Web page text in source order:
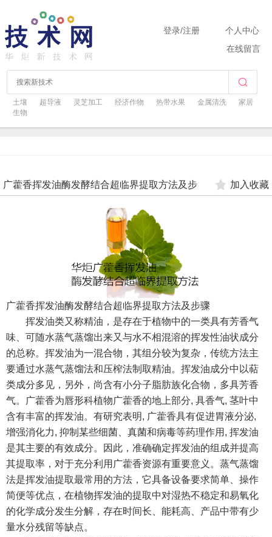
土壤 超导液 灵芝加工 经济作物 热带水果 金属清洗
家居
生物
登录/注册
个人中心
在线留言
广藿香挥发油酶发酵结合超临界提取方法及步 加入收藏
广藿香挥发油酶发酵结合超临界提取方法及步骤
挥发油类又称精油，是存在于植物中的一类具有芳香气
味、可随水蒸气蒸馏出来又与水不相混溶的挥发性油状成分
的总称。挥发油为一混合物，其组分较为复杂，传统方法主
要通过水蒸气蒸馏法和压榨法制取精油。挥发油成分中以萜
类成分多见，另外，尚含有小分子脂肪族化合物，多具芳香
气。广藿香为唇形科植物广藿香的地上部分, 具香气, 茎叶中
含有丰富的挥发油。有研究表明, 广藿香具有促进胃液分泌,
增强消化力, 抑制某些细菌、真菌和病毒等药理作用 , 挥发油
是其主要的有效成分。因此，准确确定挥发油的组成并提高
其提取率，对于充分利用广藿香资源有重要意义。蒸气蒸馏
法是挥发油提取最常用的方法，它具备设备要求简单、操作
简便等优点，在植物挥发油的提取中对湿热不稳定和易氧化
的化学成分发生分解，存在时间长、能耗高、产品中带有少
量水分残留等缺点。